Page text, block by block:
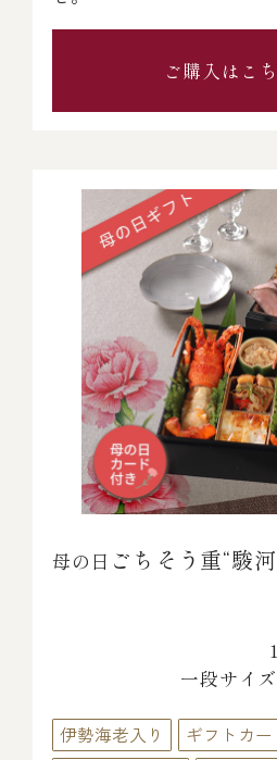
ご購入はこ
母の日 ごちそう重“駿
一段サイ
伊勢海老入り
ギフトカー